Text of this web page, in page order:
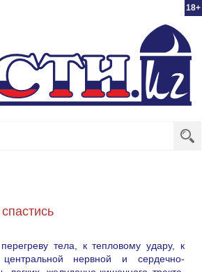
18+
тела, к тепловому удару, к
нервной и сердечно-